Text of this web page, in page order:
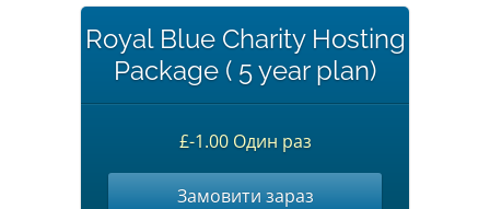
Royal Blue Charity Hosting
Package ( 5 year plan)
£-1.00 Один раз
Замовити зараз